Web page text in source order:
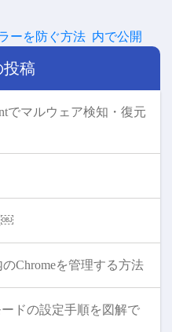
ーを防ぐ方法 内で公開
投稿
でマルウェア検知・復元
￼
のChromeを管理する方法
ードの設定手順を図解で